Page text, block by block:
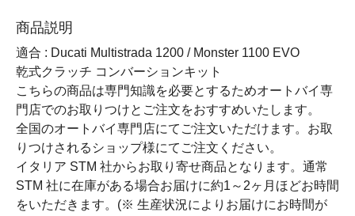
商品説明
適合 : Ducati Multistrada 1200 / Monster 1100 EVO
乾式クラッチ コンバーションキット
こちらの商品は専門知識を必要とするためオートバイ専
門店でのお取りつけとご注文をおすすめいたします。
全国のオートバイ専門店にてご注文いただけます。お取
りつけされるショップ様にてご注文ください。
イタリア STM 社からお取り寄せ商品となります。通常
STM 社に在庫がある場合お届けに約1～2ヶ月ほどお時間
をいただきます。(※ 生産状況によりお届けにお時間が